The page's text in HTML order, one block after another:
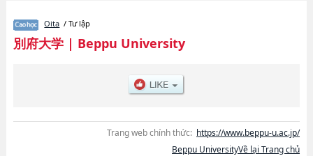
thiết dành cho du học sinh, như là về các Graduate school of
LiteraturehoặcGraduate school of Nutrition and food science, thông tin về
từng khoa nghiên cứu, thông tin liên quan đến thi tuyển như số lượng
Oita / Tư lập
別府大学| Beppu University
Trang web chính thức: https://www.beppu-u.ac.jp/
Beppu UniversityVề lại Trang chủ